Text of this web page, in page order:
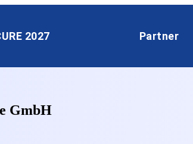
2027 Partner
GmbH